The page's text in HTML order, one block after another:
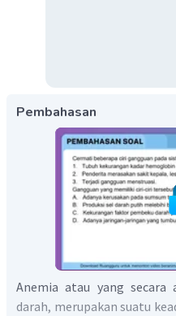
Pembahasan
Anemia atau yang secara
darah, merupakan suatu